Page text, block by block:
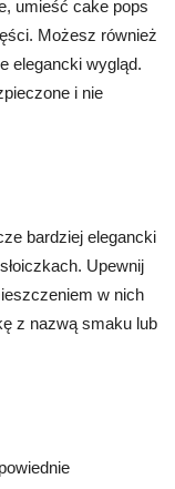
umieść cake pops
Możesz również
elegancki wygląd.
i nie
bardziej elegancki
Upewnij
w nich
z nazwą smaku lub